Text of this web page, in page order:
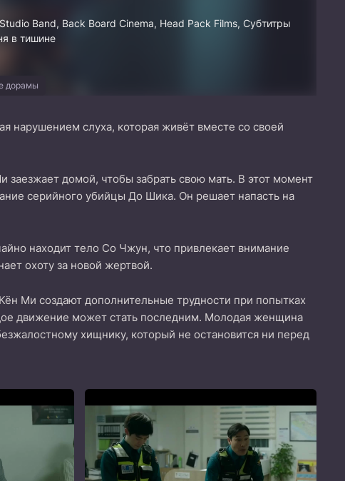
Band, Back Board Cinema, Head Pack Films, Субтитры
в тишине
дорамы
слуха, которая живёт вместе со своей
домой, чтобы забрать свою мать. В этот момент
серийного убийцы До Шика. Он решает напасть на
находит тело Со Чжун, что привлекает внимание
охоту за новой жертвой.
Ми создают дополнительные трудности при попытках
движение может стать последним. Молодая женщина
хищнику, который не остановится ни перед